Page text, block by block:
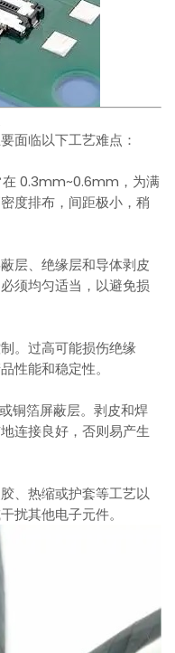
面临以下工艺难点：
0.3mm~0.6mm，为满
度排布，间距极小，稍
层、绝缘层和导体剥皮
须均匀适当，以避免损
。过高可能损伤绝缘
性能和稳定性。
铜箔屏蔽层。剥皮和焊
连接良好，否则易产生
、热缩或护套等工艺以
扰其他电子元件。